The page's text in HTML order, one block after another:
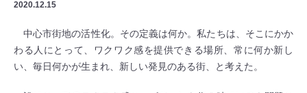
2020.12.15
中心市街地の活性化。その定義は何か。私たちは、そこにかか
わる人にとって、ワクワク感を提供できる場所、常に何か新し
い、毎日何かが生まれ、新しい発見のある街、と考えた。